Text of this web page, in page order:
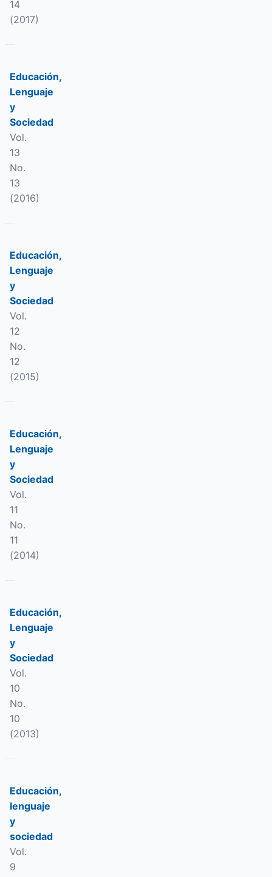
14
(2017)
Educación,
Lenguaje
y
Sociedad
Vol.
13
No.
13
(2016)
Educación,
Lenguaje
y
Sociedad
Vol.
12
No.
12
(2015)
Educación,
Lenguaje
y
Sociedad
Vol.
11
No.
11
(2014)
Educación,
Lenguaje
y
Sociedad
Vol.
10
No.
10
(2013)
Educación,
lenguaje
y
sociedad
Vol.
9